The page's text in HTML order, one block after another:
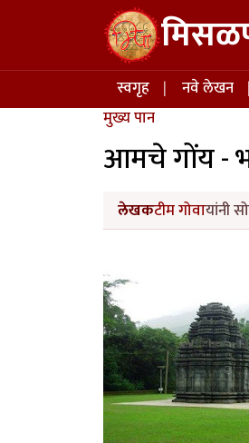
Skip to main content
Main navigation
स्वगृह नवे लेखन
मुख्य पान
आमचे गोंय -
लेखकटीम गोवायांनी